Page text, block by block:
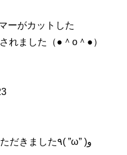
ーがカットした
れました（●＾o＾●）
こちらの本に掲載していただきました٩( ”ω” )و